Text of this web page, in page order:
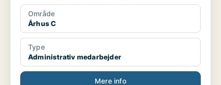
Område
Århus C
Type
Administrativ medarbejder
Mere info